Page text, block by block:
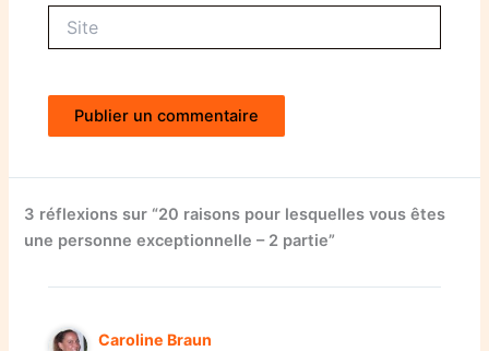
3 réflexions sur “20 raisons pour lesquelles vous êtes
une personne exceptionnelle – 2 partie”
Caroline Braun